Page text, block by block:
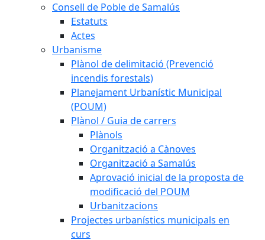
Consell de Poble de Samalús
Estatuts
Actes
Urbanisme
Plànol de delimitació (Prevenció
incendis forestals)
Planejament Urbanístic Municipal
(POUM)
Plànol / Guia de carrers
Plànols
Organització a Cànoves
Organització a Samalús
Aprovació inicial de la proposta de
modificació del POUM
Urbanitzacions
Projectes urbanístics municipals en
curs